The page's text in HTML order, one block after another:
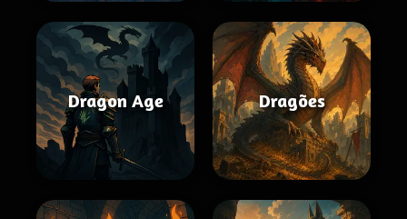
Dragon Age Dragões